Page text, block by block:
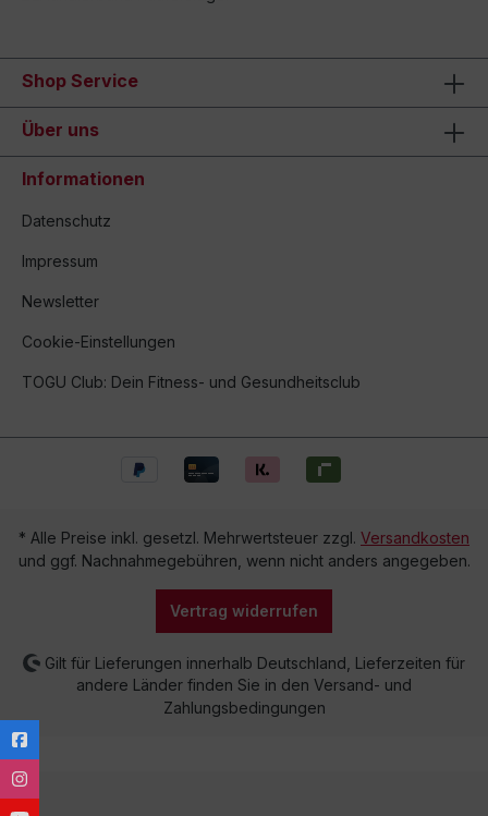
Shop Service
Über uns
Informationen
Datenschutz
Impressum
Newsletter
Cookie-Einstellungen
TOGU Club: Dein Fitness- und Gesundheitsclub
* Alle Preise inkl. gesetzl. Mehrwertsteuer zzgl. Versandkosten
und ggf. Nachnahmegebühren, wenn nicht anders angegeben.
Vertrag widerrufen
Gilt für Lieferungen innerhalb Deutschland, Lieferzeiten für
andere Länder finden Sie in den Versand- und
Zahlungsbedingungen